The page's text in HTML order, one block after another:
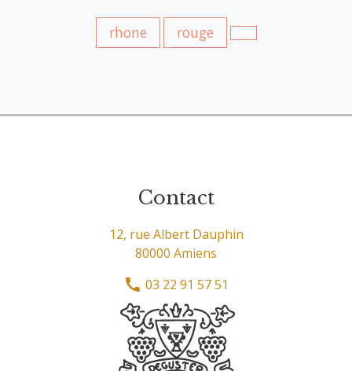
rhone rouge
Contact
12, rue Albert Dauphin
80000 Amiens
03 22 91 57 51